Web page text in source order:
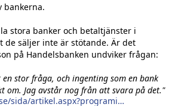
bankerna.
stora banker och betaltjänster i
de säljer inte är stötande. Är det
på Handelsbanken undviker frågan:
en stor fråga, och ingenting som en bank
om. Jag avstår nog från att svara på det."
http://sverigesradio.se/sida/artikel.aspx?programid=101&artikel=5342399